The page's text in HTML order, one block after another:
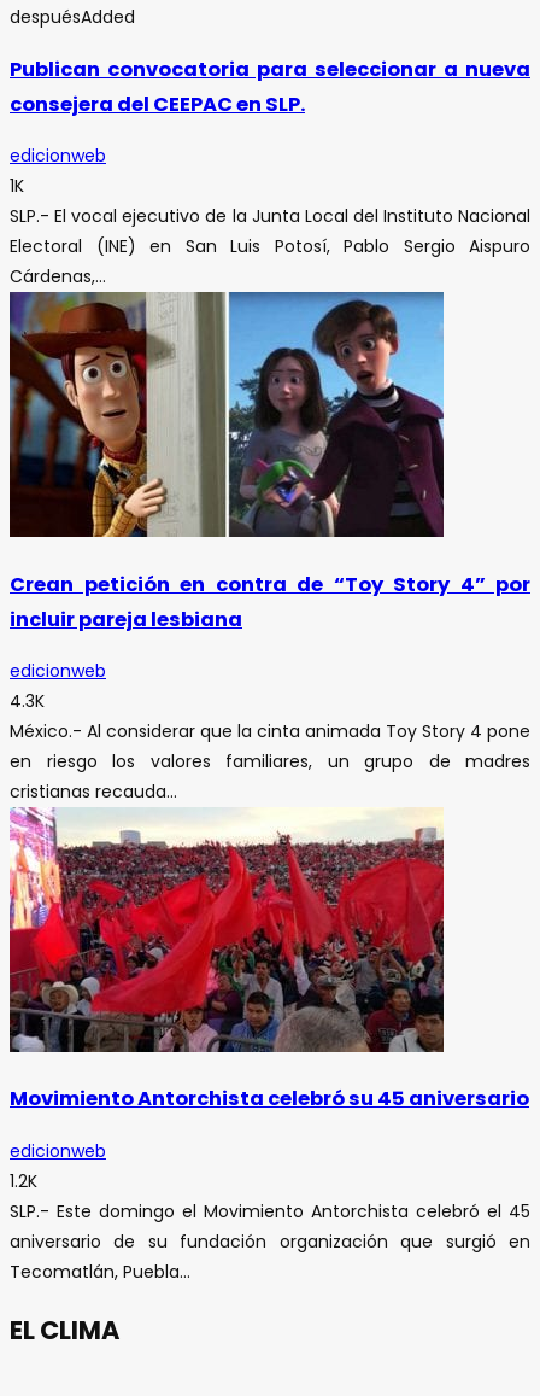
despuésAdded
Publican convocatoria para seleccionar a nueva
consejera del CEEPAC en SLP.
edicionweb
1K
SLP.- El vocal ejecutivo de la Junta Local del Instituto Nacional
Electoral (INE) en San Luis Potosí, Pablo Sergio Aispuro
Cárdenas,...
Crean petición en contra de “Toy Story 4” por
incluir pareja lesbiana
edicionweb
4.3K
México.- Al considerar que la cinta animada Toy Story 4 pone
en riesgo los valores familiares, un grupo de madres
cristianas recauda...
Movimiento Antorchista celebró su 45 aniversario
edicionweb
1.2K
SLP.- Este domingo el Movimiento Antorchista celebró el 45
aniversario de su fundación organización que surgió en
Tecomatlán, Puebla...
EL CLIMA